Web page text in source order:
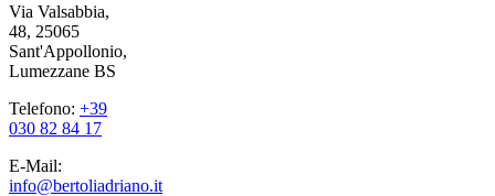
Via Valsabbia,
48, 25065
Sant'Appollonio,
Lumezzane BS
Telefono: +39
030 82 84 17
E-Mail:
info@bertoliadriano.it